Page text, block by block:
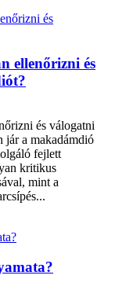
ellenőrizni és
és válogatni
jár a makadámdió
fejlett
kritikus
mint a